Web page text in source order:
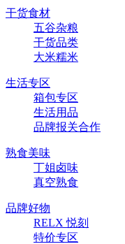
干货食材
五谷杂粮
干货品类
大米糯米
生活专区
箱包专区
生活用品
品牌报关合作
熟食美味
丁姐卤味
真空熟食
品牌好物
RELX 悦刻
特价专区